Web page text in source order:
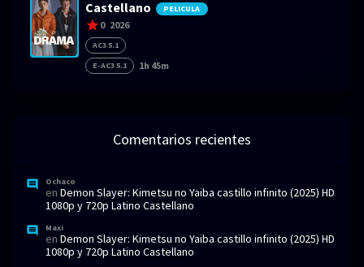
Castellano
PELICULA
0 2026
AC3 5.1
E-AC3 5.1
1h 45m
Comentarios recientes
Ochaco
en Demon Slayer: Kimetsu no Yaiba castillo infinito (2025) HD
1080p y 720p Latino Castellano
Maxi
en Demon Slayer: Kimetsu no Yaiba castillo infinito (2025) HD
1080p y 720p Latino Castellano